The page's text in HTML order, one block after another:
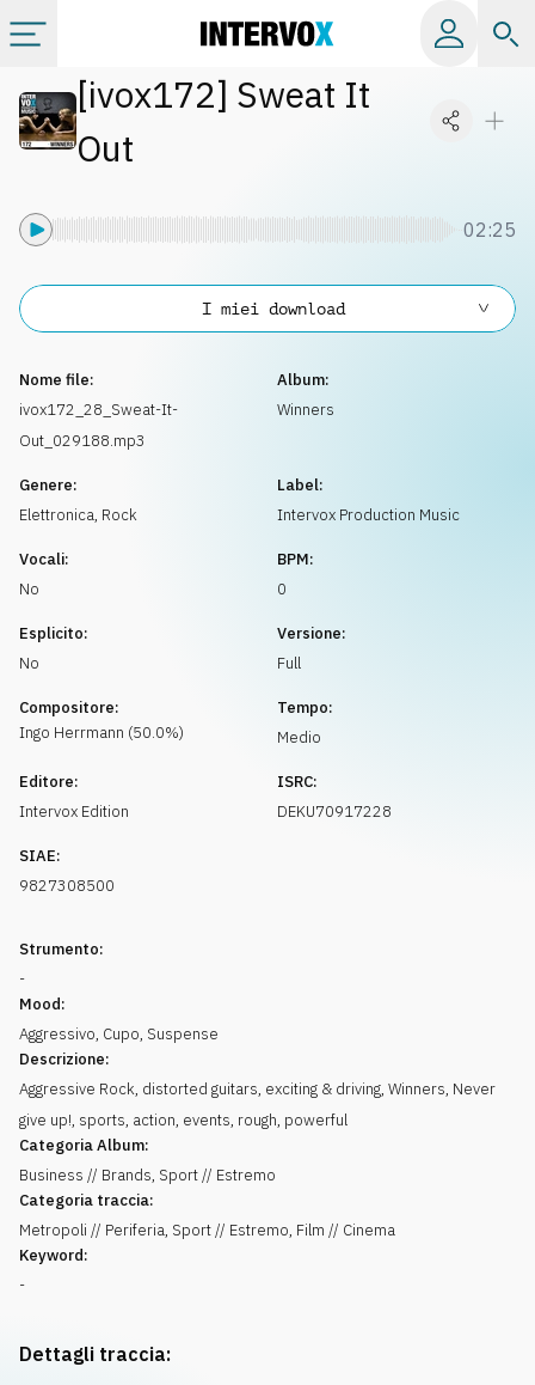
Categorie
[ivox172] Sweat It
Out
02:25
Nome file:
ivox172_28_Sweat-It-
Out_029188.mp3
Album:
Winners
Genere:
Elettronica, Rock
Label:
Intervox Production Music
Vocali:
No
BPM:
0
Esplicito:
No
Versione:
Full
Compositore:
Ingo Herrmann (50.0%)
Tempo:
Medio
Editore:
Intervox Edition
ISRC:
DEKU70917228
SIAE:
9827308500
Strumento:
-
Mood:
Aggressivo, Cupo, Suspense
Descrizione:
Aggressive Rock, distorted guitars, exciting & driving, Winners, Never
give up!, sports, action, events, rough, powerful
Categoria Album:
Business // Brands, Sport // Estremo
Categoria traccia:
Metropoli // Periferia, Sport // Estremo, Film // Cinema
Keyword:
-
I miei download
Dettagli traccia: